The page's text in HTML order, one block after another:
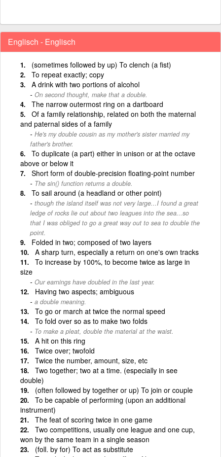
Englisch - Englisch
(sometimes followed by up) To clench (a fist)
To repeat exactly; copy
A drink with two portions of alcohol
On second thought, make that a double.
The narrow outermost ring on a dartboard
Of a family relationship, related on both the maternal
and paternal sides of a family
He's my double cousin as my mother's sister married my
father's brother.
To duplicate (a part) either in unison or at the octave
above or below it
Short form of double-precision floating-point number
The sin() function returns a double.
To sail around (a headland or other point)
though the island itself was not very large...I found a great
ledge of rocks lie out about two leagues into the sea...so
that I was obliged to go a great way out to sea to double the
point.
Folded in two; composed of two layers
A sharp turn, especially a return on one's own tracks
To increase by 100%, to become twice as large in
size
Our earnings have doubled in the last year.
Having two aspects; ambiguous
a double meaning.
To go or march at twice the normal speed
To fold over so as to make two folds
To make a pleat, double the material at the waist.
A hit on this ring
Twice over; twofold
Twice the number, amount, size, etc
Two together; two at a time. (especially in see
double)
(often followed by together or up) To join or couple
To be capable of performing (upon an additional
instrument)
The feat of scoring twice in one game
Two competitions, usually one league and one cup,
won by the same team in a single season
(foll. by for) To act as substitute